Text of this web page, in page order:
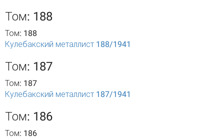
Том: 188
Том: 188
Кулебакский металлист 188/1941
Том: 187
Том: 187
Кулебакский металлист 187/1941
Том: 186
Том: 186